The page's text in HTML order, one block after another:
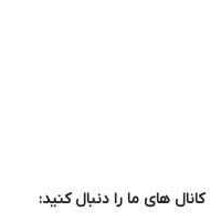
کانال های ما را دنبال کنید: